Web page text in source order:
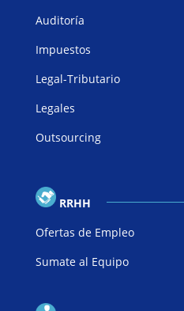
Auditoría
Impuestos
Legal-Tributario
Legales
Outsourcing
RRHH
Ofertas de Empleo
Sumate al Equipo